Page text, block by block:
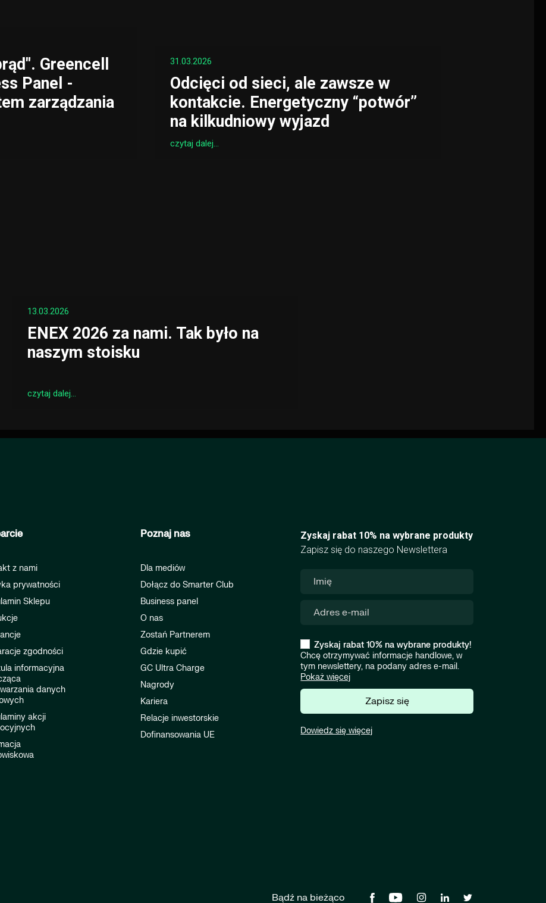
Greencell
Panel -
zarządzania
31.03.2026
Odcięci od sieci, ale zawsze w
kontakcie. Energetyczny “potwór”
na kilkudniowy wyjazd
czytaj dalej...
13.03.2026
ENEX 2026 za nami. Tak było na
naszym stoisku
czytaj dalej...
z nami
prywatności
Sklepu
zgodności
informacyjna
danych
akcji
Poznaj nas
Dla mediów
Dołącz do Smarter Club
Business panel
O nas
Zostań Partnerem
Gdzie kupić
GC Ultra Charge
Nagrody
Kariera
Relacje inwestorskie
Dofinansowania UE
Zyskaj rabat 10% na wybrane produkty
Zapisz się do naszego Newslettera
Zyskaj rabat 10% na wybrane produkty!
Chcę otrzymywać informacje handlowe, w
tym newslettery, na podany adres e-mail.
Pokaż więcej
Zapisz się
Dowiedz się więcej
Bądź na bieżąco